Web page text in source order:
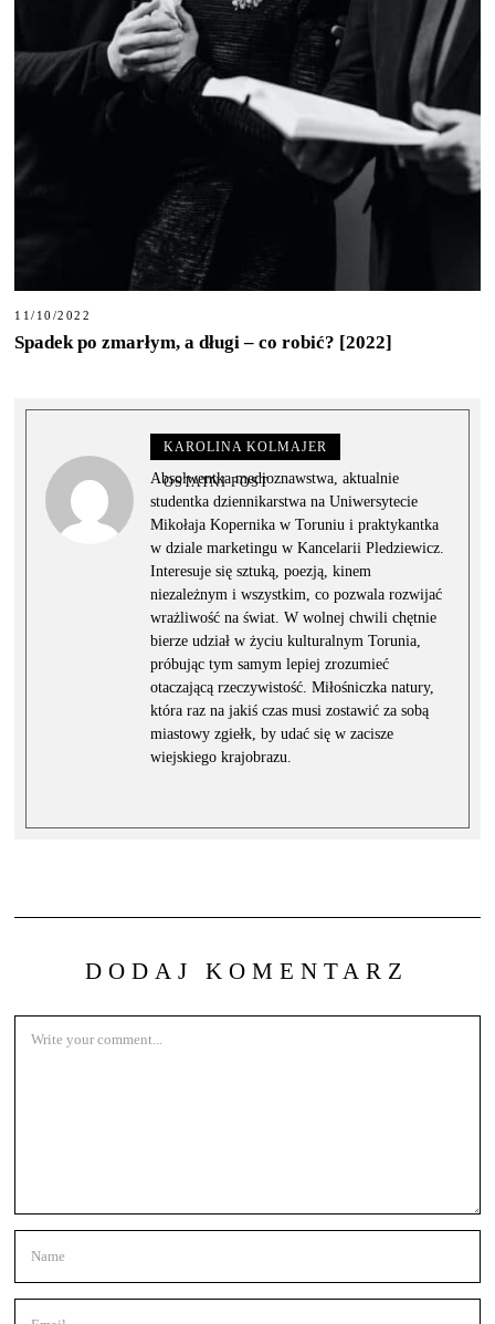
11/10/2022
Spadek po zmarłym, a długi – co robić? [2022]
KAROLINA KOLMAJER
OSTATNI POST
Absolwentka medioznawstwa, aktualnie
studentka dziennikarstwa na Uniwersytecie
Mikołaja Kopernika w Toruniu i praktykantka
w dziale marketingu w Kancelarii Pledziewicz.
Interesuje się sztuką, poezją, kinem
niezależnym i wszystkim, co pozwala rozwijać
wrażliwość na świat. W wolnej chwili chętnie
bierze udział w życiu kulturalnym Torunia,
próbując tym samym lepiej zrozumieć
otaczającą rzeczywistość. Miłośniczka natury,
która raz na jakiś czas musi zostawić za sobą
miastowy zgiełk, by udać się w zacisze
wiejskiego krajobrazu.
DODAJ KOMENTARZ